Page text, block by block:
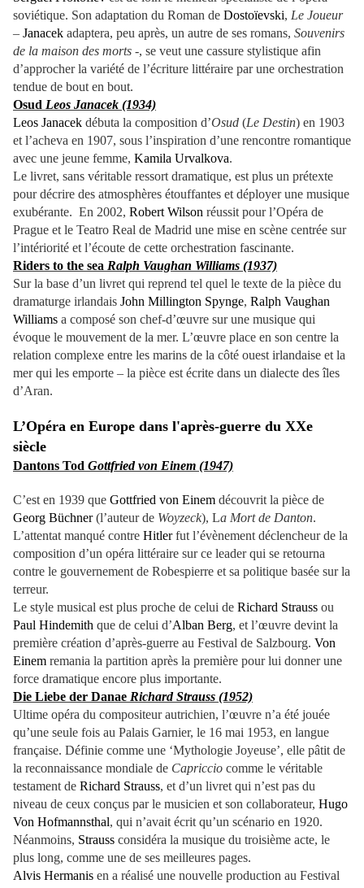
soviétique. Son adaptation du Roman de Dostoïevski, Le Joueur
– Janacek adaptera, peu après, un autre de ses romans, Souvenirs
de la maison des morts -, se veut une cassure stylistique afin
d’approcher la variété de l’écriture littéraire par une orchestration
tendue de bout en bout.
Osud Leos Janacek (1934)
Leos Janacek débuta la composition d’Osud (Le Destin) en 1903
et l’acheva en 1907, sous l’inspiration d’une rencontre romantique
avec une jeune femme, Kamila Urvalkova.
Le livret, sans véritable ressort dramatique, est plus un prétexte
pour décrire des atmosphères étouffantes et déployer une musique
exubérante. En 2002, Robert Wilson réussit pour l’Opéra de
Prague et le Teatro Real de Madrid une mise en scène centrée sur
l’intériorité et l’écoute de cette orchestration fascinante.
Riders to the sea Ralph Vaughan Williams (1937)
Sur la base d’un livret qui reprend tel quel le texte de la pièce du
dramaturge irlandais John Millington Spynge, Ralph Vaughan
Williams a composé son chef-d’œuvre sur une musique qui
évoque le mouvement de la mer. L’œuvre place en son centre la
relation complexe entre les marins de la côté ouest irlandaise et la
mer qui les emporte – la pièce est écrite dans un dialecte des îles
d’Aran.
L’Opéra en Europe dans l'après-guerre du XXe
siècle
Dantons Tod Gottfried von Einem (1947)
C’est en 1939 que Gottfried von Einem découvrit la pièce de
Georg Büchner(l’auteur de Woyzeck), La Mort de Danton.
L’attentat manqué contre Hitlerfut l’évènement déclencheur de la
composition d’un opéra littéraire sur ce leader qui se retourna
contre le gouvernement de Robespierre et sa politique basée sur la
terreur.
Le style musical est plus proche de celui de Richard Strauss ou
Paul Hindemith que de celui d’Alban Berg, et l’œuvre devint la
première création d’après-guerre au Festival de Salzbourg. Von
Einem remania la partition après la première pour lui donner une
force dramatique encore plus importante.
Die Liebe der Danae Richard Strauss (1952)
Ultime opéra du compositeur autrichien, l’œuvre n’a été jouée
qu’une seule fois au Palais Garnier, le 16 mai 1953, en langue
française. Définie comme une ‘Mythologie Joyeuse’, elle pâtit de
la reconnaissance mondiale de Capriccio comme le véritable
testament de Richard Strauss, et d’un livret qui n’est pas du
niveau de ceux conçus par le musicien et son collaborateur, Hugo
Von Hofmannsthal, qui n’avait écrit qu’un scénario en 1920.
Néanmoins, Strauss considéra la musique du troisième acte, le
plus long, comme une de ses meilleures pages.
Alvis Hermanis en a réalisé une nouvelle production au Festival